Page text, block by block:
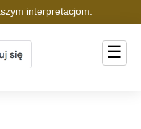
interpretacjom.
☰